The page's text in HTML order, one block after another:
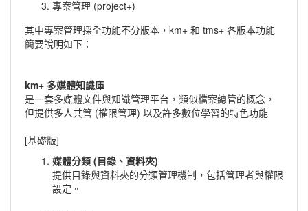
專案管理 (project+)
其中專案管理採全功能不分版本，km+ 和 tms+ 各版本功能
簡要說明如下：
km+ 多媒體知識庫
是一套多媒體文件與知識管理平台，類似檔案總管的概念，
但提供多人共管 (權限管理) 以及許多數位學習的特色功能
[基礎版]
媒體分類 (目錄、資料夾)
提供目錄與資料夾的分類管理機制，包括管理者與權限
設定。